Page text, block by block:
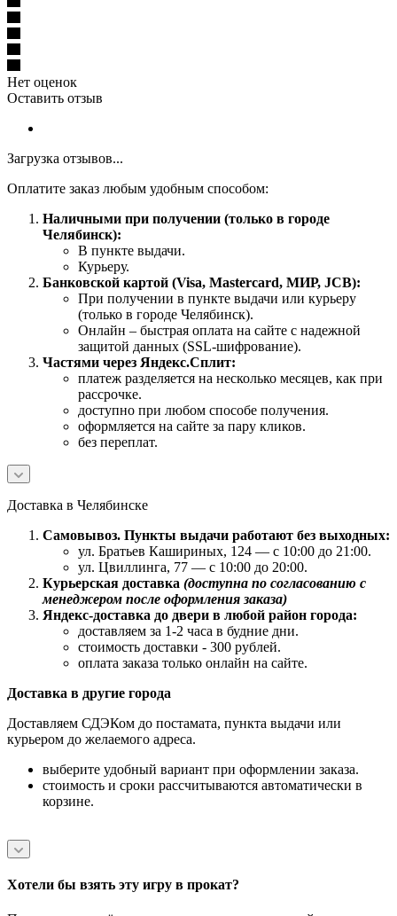
Нет оценок
Оставить отзыв
Загрузка отзывов...
Оплатите заказ любым удобным способом:
Наличными при получении (только в городе
Челябинск):
В пункте выдачи.
Курьеру.
Банковской картой (Visa, Mastercard, МИР, JCB):
При получении в пункте выдачи или курьеру
(только в городе Челябинск).
Онлайн – быстрая оплата на сайте с надежной
защитой данных (SSL-шифрование).
Частями через Яндекс.Сплит:
платеж разделяется на несколько месяцев, как при
рассрочке.
доступно при любом способе получения.
оформляется на сайте за пару кликов.
без переплат.
Доставка в Челябинске
Самовывоз. Пункты выдачи работают без выходных:
ул. Братьев Кашириных, 124 — с 10:00 до 21:00.
ул. Цвиллинга, 77 — с 10:00 до 20:00.
Курьерская доставка (доступна по согласованию с
менеджером после оформления заказа)
Яндекс-доставка до двери в любой район города:
доставляем за 1-2 часа в будние дни.
стоимость доставки - 300 рублей.
оплата заказа только онлайн на сайте.
Доставка в другие города
Доставляем СДЭКом до постамата, пункта выдачи или
курьером до желаемого адреса.
выберите удобный вариант при оформлении заказа.
стоимость и сроки рассчитываются автоматически в
корзине.
Хотели бы взять эту игру в прокат?